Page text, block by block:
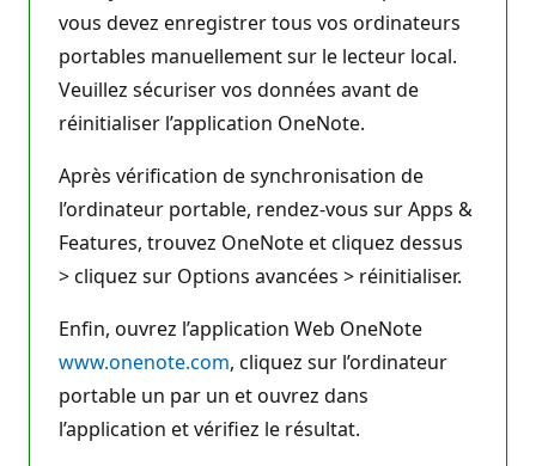
vous devez enregistrer tous vos ordinateurs
portables manuellement sur le lecteur local.
Veuillez sécuriser vos données avant de
réinitialiser l’application OneNote.
Après vérification de synchronisation de
l’ordinateur portable, rendez-vous sur Apps &
Features, trouvez OneNote et cliquez dessus
> cliquez sur Options avancées > réinitialiser.
Enfin, ouvrez l’application Web OneNote
www.onenote.com, cliquez sur l’ordinateur
portable un par un et ouvrez dans
l’application et vérifiez le résultat.